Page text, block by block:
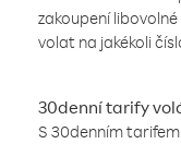
zakoupení
volat na jakékoli
30denní tarify
S 30denním